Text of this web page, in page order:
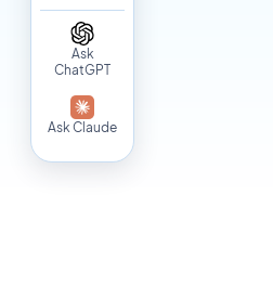
Ask
ChatGPT
Ask Claude